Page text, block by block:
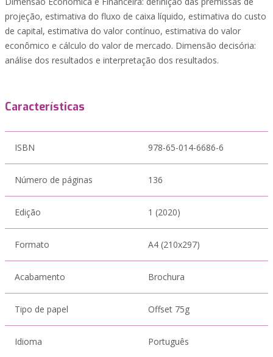
projeção, estimativa do fluxo de caixa líquido, estimativa do custo
de capital, estimativa do valor contínuo, estimativa do valor
econômico e cálculo do valor de mercado. Dimensão decisória:
análise dos resultados e interpretação dos resultados.
Características
ISBN 978-65-014-6686-6
Número de páginas 136
Edição 1 (2020)
Formato A4 (210x297)
Acabamento Brochura
Tipo de papel Offset 75g
Idioma Português